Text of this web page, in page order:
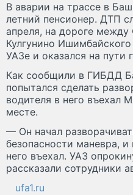
В аварии на трассе в
летний пенсионер. ДТП
апреля, на дороге
Кулгунино
УАЗе и оказался на пути
Как сообщили в ГИБДД
попытался сделать
водителя в него въехал
месте.
— Он начал
безопасности маневра,
него въехал. УАЗ
рассказали сотрудники
ufa1.ru